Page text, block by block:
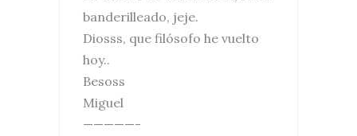
banderilleado, jeje.
Diosss, que filósofo he vuelto
hoy..
Besoss
Miguel
—————-